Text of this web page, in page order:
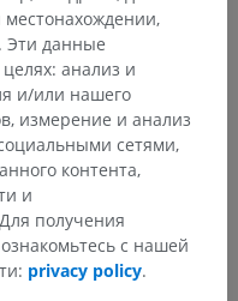
Эти данные
анализ и
и/или нашего
измерение и анализ
сетями,
контента,
и
получения
с нашей
privacy policy.